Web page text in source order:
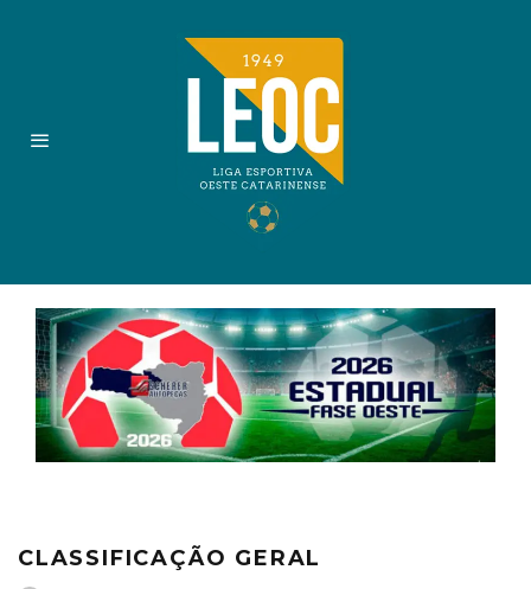
CLASSIFICAÇÃO GERAL